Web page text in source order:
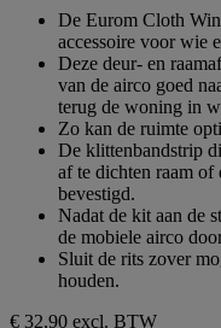
sterren.
De Eurom Cloth
accessoire voor wie
Deze deur- en
van de airco goed
terug de woning in
Zo kan de ruimte
De klittenbandstrip
af te dichten raam of
bevestigd.
Nadat de kit aan de
de mobiele airco
Sluit de rits zover
houden.
€ 32,90 excl. BTW